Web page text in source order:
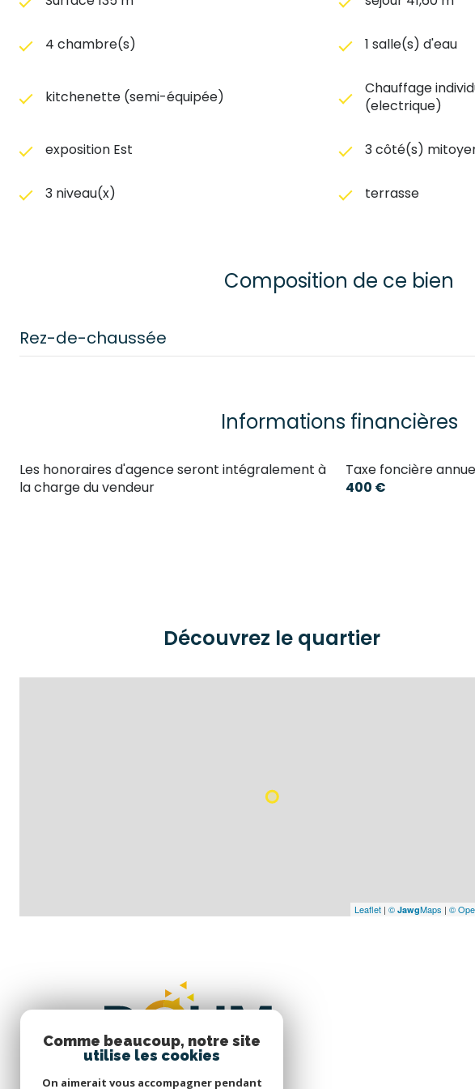
4 chambre(s) 1 salle(s) d'eau
kitchenette (semi-équipée)
Chauffage
(electrique)
exposition Est 3 côté(s)
3 niveau(x) terrasse
Composition de ce bien
Rez-de-chaussée
WC
Informations financières
Les honoraires d'agence seront intégralement à
la charge du vendeur
Taxe foncière
400 €
Découvrez le quartier
Leaflet | © JawgMaps | ©
Comme beaucoup, notre site
utilise les cookies
On aimerait vous accompagner pendant